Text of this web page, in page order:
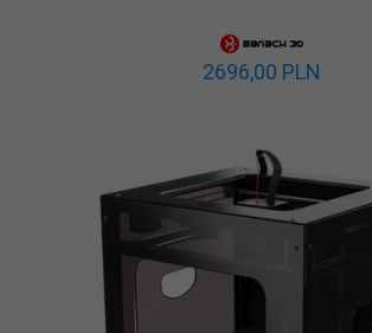
2696,00 PLN